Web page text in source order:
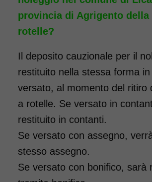
SCHEDA COMPLETA
Noleggio
pieghevole transito
reggigambe -
cm
provincia di Agrigento della
rotelle?
Il deposito cauzionale per il
restituito nella stessa forma
versato, al momento del ritiro
a rotelle. Se versato in
restituito in contanti.
Se versato con assegno,
stesso assegno.
Se versato con bonifico, sarà